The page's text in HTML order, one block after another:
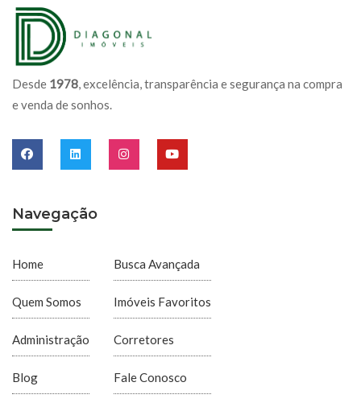
Desde 1978, excelência, transparência e segurança na compra
e venda de sonhos.
Navegação
Home
Quem Somos
Administração
Blog
Busca Avançada
Imóveis Favoritos
Corretores
Fale Conosco